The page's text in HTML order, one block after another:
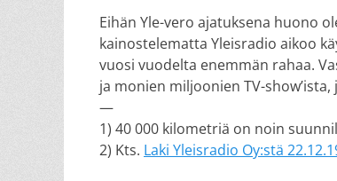
Eihän Yle-vero ajatuksena huono
kainostelematta Yleisradio aikoo
vuosi vuodelta enemmän rahaa.
ja monien miljoonien TV-
—
1) 40 000 kilometriä on noin
2) Kts. Laki Yleisradio Oy:stä